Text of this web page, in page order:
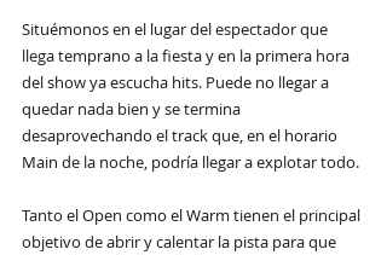
Situémonos en el lugar del espectador que
llega temprano a la fiesta y en la primera hora
del show ya escucha hits. Puede no llegar a
quedar nada bien y se termina
desaprovechando el track que, en el horario
Main de la noche, podría llegar a explotar todo.
Tanto el Open como el Warm tienen el principal
objetivo de abrir y calentar la pista para que